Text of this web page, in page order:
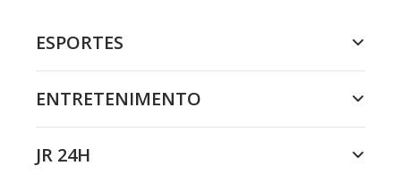
ESPORTES
ENTRETENIMENTO
JR 24H